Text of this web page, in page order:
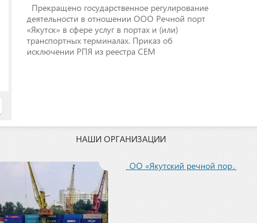
Прекращено государственное регулирование
деятельности в отношении ООО Речной порт
«Якутск» в сфере услуг в портах и (или)
транспортных терминалах. Приказ об
исключении РПЯ из реестра СЕМ
НАШИ ОРГАНИЗАЦИИ
ООО «Якутский речной порт»